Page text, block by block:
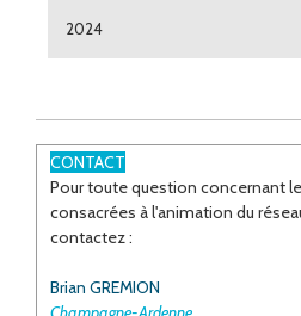
2024
CONTACT
Pour toute question concernant
consacrées à l'animation du
contactez :
Brian GREMION